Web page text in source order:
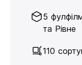
5
та Рівне
110